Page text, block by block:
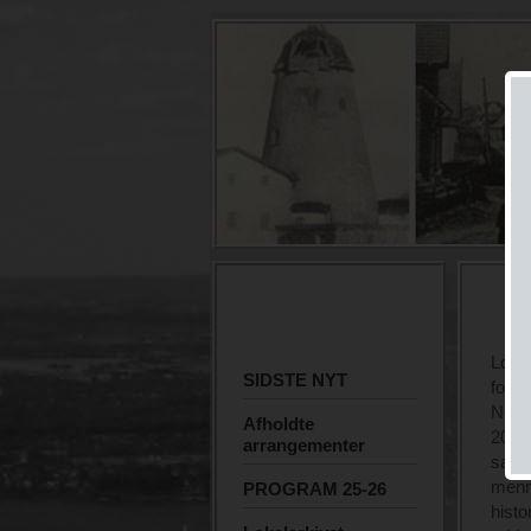
SIDSTE NYT
Afholdte
arrangementer
PROGRAM 25-26